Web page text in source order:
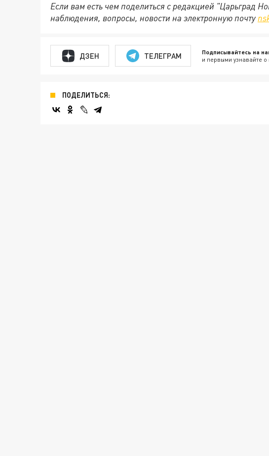
Если вам есть чем поделиться с редакцией "Царьград
наблюдения, вопросы, новости на электронную почту
ДЗЕН ТЕЛЕГРАМ Подписывайтесь на
и первыми узнавайте
ПОДЕЛИТЬСЯ: